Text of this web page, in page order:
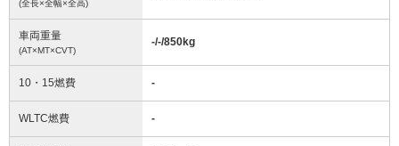
(全長×全幅×全高)
車両重量
(AT×MT×CVT)
-/-/850kg
10・15燃費 -
WLTC燃費 -